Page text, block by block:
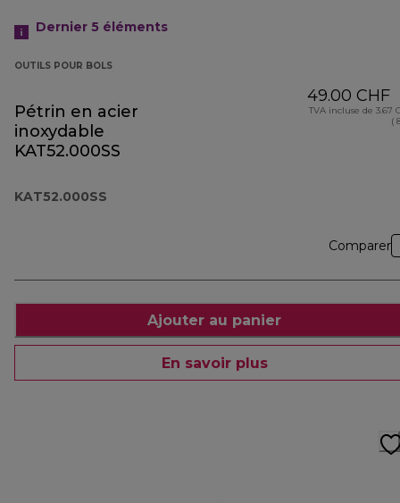
Dernier 5 éléments
OUTILS POUR BOLS
Pétrin en acier
inoxydable
KAT52.000SS
KAT52.000SS
49.00 CHF
TVA incluse de 3.67
(
Comparer
Ajouter au panier
En savoir plus